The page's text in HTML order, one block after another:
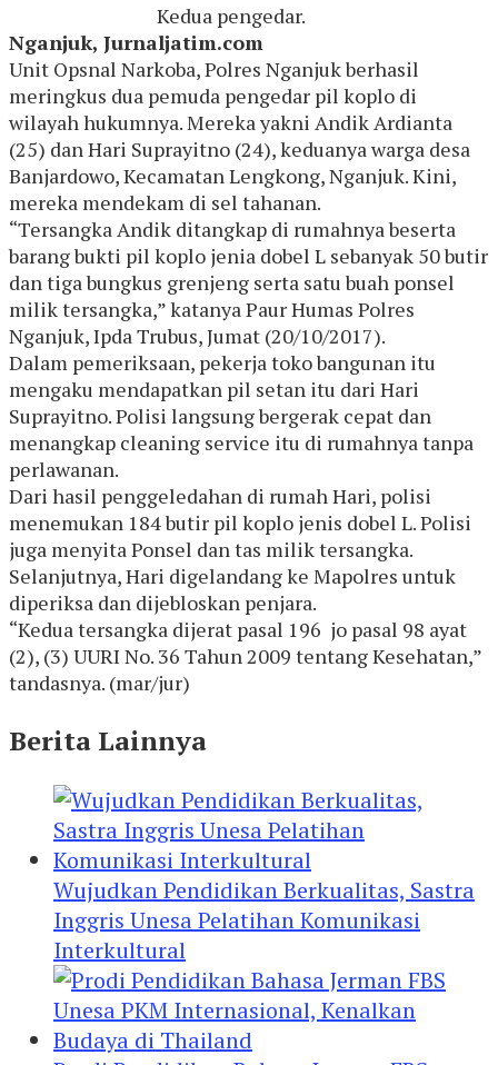
Kedua pengedar.
Nganjuk, Jurnaljatim.com
Unit Opsnal Narkoba, Polres Nganjuk berhasil
meringkus dua pemuda pengedar pil koplo di
wilayah hukumnya. Mereka yakni Andik Ardianta
(25) dan Hari Suprayitno (24), keduanya warga desa
Banjardowo, Kecamatan Lengkong, Nganjuk. Kini,
mereka mendekam di sel tahanan.
“Tersangka Andik ditangkap di rumahnya beserta
barang bukti pil koplo jenia dobel L sebanyak 50 butir
dan tiga bungkus grenjeng serta satu buah ponsel
milik tersangka,” katanya Paur Humas Polres
Nganjuk, Ipda Trubus, Jumat (20/10/2017).
Dalam pemeriksaan, pekerja toko bangunan itu
mengaku mendapatkan pil setan itu dari Hari
Suprayitno. Polisi langsung bergerak cepat dan
menangkap cleaning service itu di rumahnya tanpa
perlawanan.
Dari hasil penggeledahan di rumah Hari, polisi
menemukan 184 butir pil koplo jenis dobel L. Polisi
juga menyita Ponsel dan tas milik tersangka.
Selanjutnya, Hari digelandang ke Mapolres untuk
diperiksa dan dijebloskan penjara.
“Kedua tersangka dijerat pasal 196 jo pasal 98 ayat
(2), (3) UURI No. 36 Tahun 2009 tentang Kesehatan,”
tandasnya. (mar/jur)
Berita Lainnya
Wujudkan Pendidikan Berkualitas, Sastra
Inggris Unesa Pelatihan Komunikasi
Interkultural